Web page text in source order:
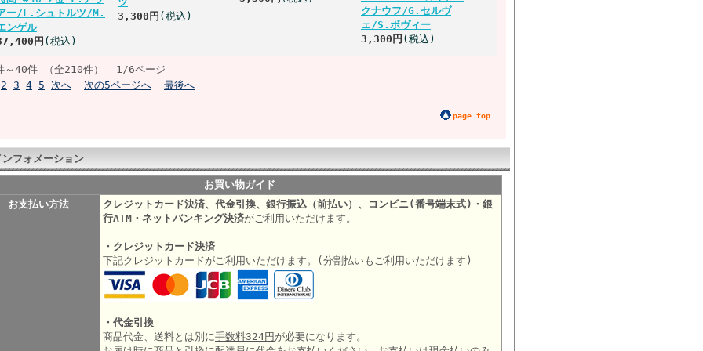
ー/L.シュトルツ/M.
ンゲル
円 (税込)
3,300円 (税込)
クナウフ/G.セルヴ
ェ/S.ボヴィー
3,300円 (税込)
～40件 （全210件） 1/6ページ
2 3 4 5 次へ 次の5ページへ 最後へ
page top
ンフォメーション
お買い物ガイド
お支払い方法
クレジットカード決済、代金引換、銀行振込（前払い）、コンビニ(番号端末式)・銀
行ATM・ネットバンキング決済がご利用いただけます。
・クレジットカード決済
下記クレジットカードがご利用いただけます。(分割払いもご利用いただけます)
・代金引換
商品代金、送料とは別に手数料324円 が必要になります。